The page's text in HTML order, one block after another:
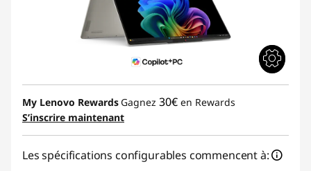
My Lenovo Rewards Gagnez 30€ en Rewards
S’inscrire maintenant
Les spécifications configurables commencent à: